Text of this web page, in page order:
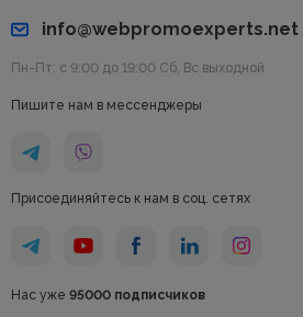
info@webpromoexperts.net
Пн-Пт: с 9:00 до 19:00 Cб, Вс выходной
Пишите нам в мессенджеры
Присоединяйтесь к нам в соц. сетях
Нас уже 95000 подписчиков